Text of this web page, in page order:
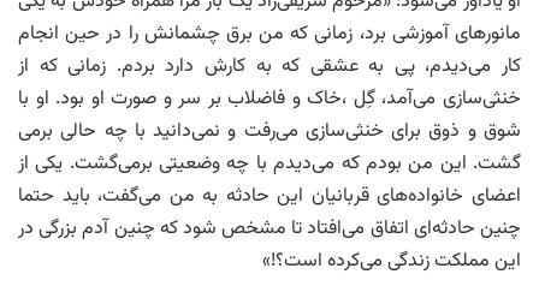
مانورهای آموزشی برد، زمانی که من برق چشمانش را در حین انجام
کار می‌دیدم، پی به عشقی که به کارش دارد بردم. زمانی که از
خنثی‌سازی می‌آمد، گِل ،خاک و فاضلاب بر سر و صورت او بود. او با
شوق و ذوق برای خنثی‌سازی می‌رفت و نمی‌دانید با چه حالی برمی
گشت. این من بودم که می‌دیدم با چه وضعیتی برمی‌گشت. یکی از
اعضای خانواده‌های قربانیان این حادثه به من می‌گفت، باید حتما
چنین حادثه‌ای اتفاق می‌افتاد تا مشخص شود که چنین آدم بزرگی در
این مملکت زندگی می‌کرده است؟!»